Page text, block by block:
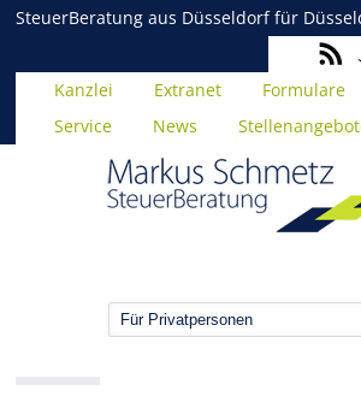
SteuerBeratung aus Düsseldorf für
Kanzlei Extranet Formulare
Service
News